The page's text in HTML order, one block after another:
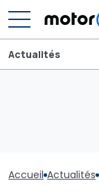
Actualités
Accueil Actualités